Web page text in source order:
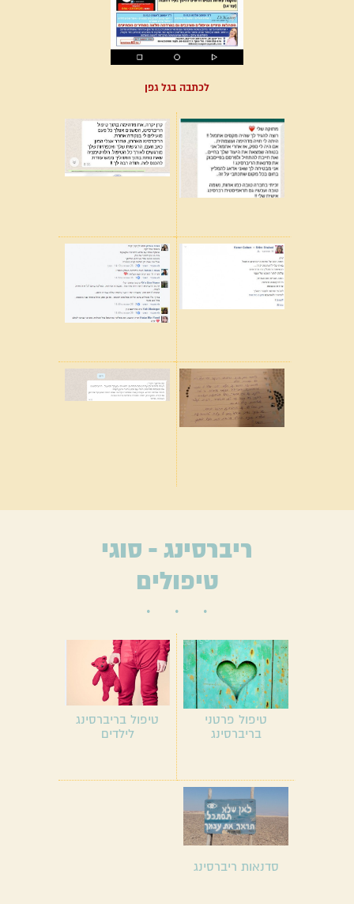
לכתבה בגל גפן
ריברסינג - סוגי
טיפולים
טיפול פרטני
בריברסינג
טיפול בריברסינג
לילדים
סדנאות ריברסינג